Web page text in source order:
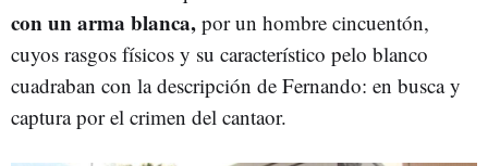
con un arma blanca, por un hombre cincuentón,
cuyos rasgos físicos y su característico pelo blanco
cuadraban con la descripción de Fernando: en busca y
captura por el crimen del cantaor.